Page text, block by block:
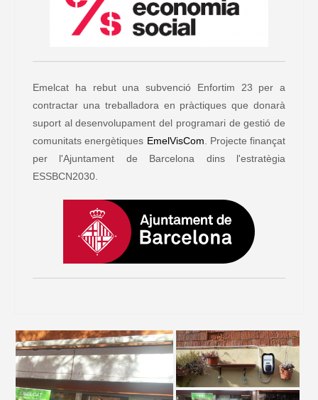
Emelcat ha rebut una subvenció Enfortim 23 per a
contractar una treballadora en pràctiques que donarà
suport al desenvolupament del programari de gestió de
comunitats energètiques EmelVisCom. Projecte finançat
per l'Ajuntament de Barcelona dins l'estratègia
ESSBCN2030.